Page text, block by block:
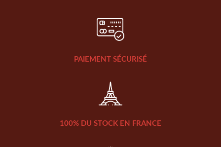
PAIEMENT SÉCURISÉ
100% DU STOCK EN FRANCE